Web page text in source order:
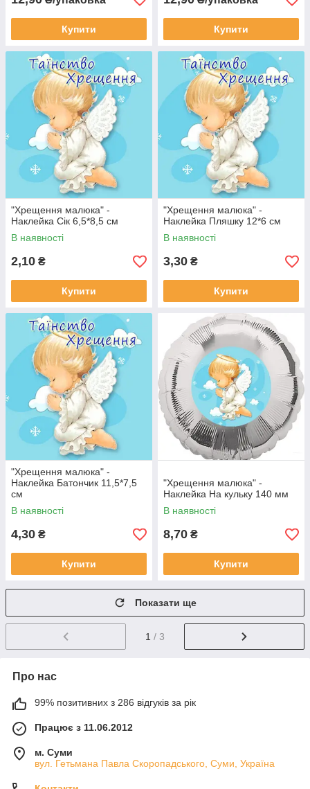
Купити Купити
"Хрещення малюка" -
Наклейка Сік 6,5*8,5 см
В наявності
2,10 ₴
Купити
"Хрещення малюка" -
Наклейка Пляшку 12*6 см
В наявності
3,30 ₴
Купити
"Хрещення малюка" -
Наклейка Батончик 11,5*7,5
см
В наявності
4,30 ₴
Купити
"Хрещення малюка" -
Наклейка На кульку 140 мм
В наявності
8,70 ₴
Купити
Показати ще
1 / 3
Про нас
99% позитивних з 286 відгуків за рік
Працює з 11.06.2012
м. Суми
вул. Гетьмана Павла Скоропадського, Суми, Україна